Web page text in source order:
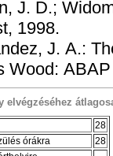
J. D.;
1998.
J. A.:
Wood:
elvégzéséhez
28
órákra
28